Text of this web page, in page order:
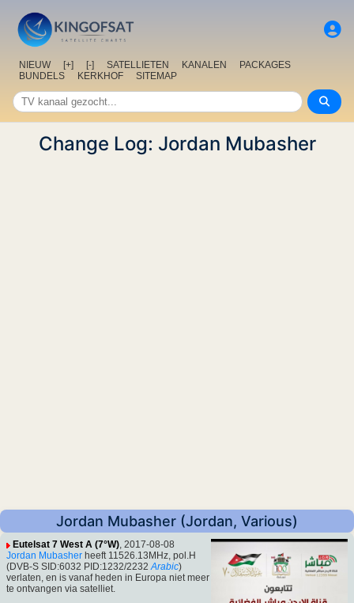
NIEUW [+] [-] SATELLIETEN KANALEN
PACKAGES
BUNDELS
KERKHOF SITEMAP
Change Log: Jordan Mubasher
Jordan Mubasher (Jordan, Various)
Eutelsat 7 West A (7°W), 2017-08-08
Jordan Mubasher heeft 11526.13MHz, pol.H
(DVB-S SID:6032 PID:1232/2232 Arabic)
verlaten, en is vanaf heden in Europa niet meer
te ontvangen via satelliet.